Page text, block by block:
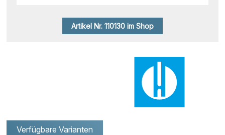
Artikel Nr. 110130 im Shop
Verfügbare Varianten